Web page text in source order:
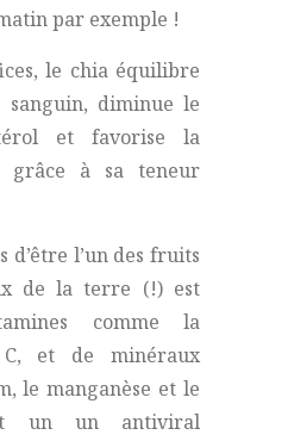
par exemple !
le chia équilibre
diminue le
et favorise la
grâce à sa teneur
d’être l’un des fruits
de la terre (!) est
comme la
et de minéraux
le manganèse et le
un un antiviral